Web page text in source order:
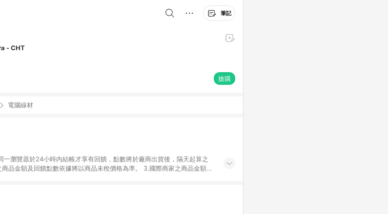
筆記
- CHT
搶購
電腦線材
一瀏覽器於24小時內結帳才享有回饋，點數將於廠商出貨後，隔天起算之
品金額及回饋點數依據將以商品未稅價格為準。 3.國際商家之商品金額可